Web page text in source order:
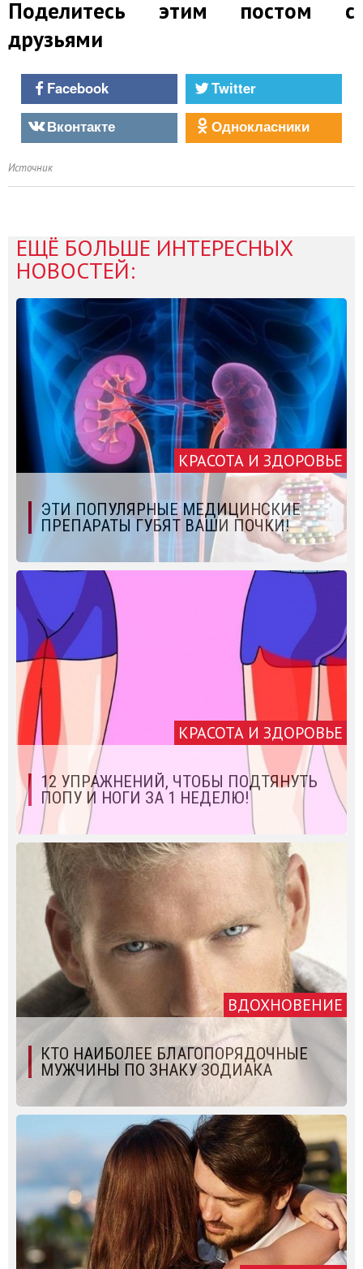
Поделитесь этим постом с
друзьями
Facebook
Twitter
Вконтакте
Однокласники
Источник
ЕЩЁ БОЛЬШЕ ИНТЕРЕСНЫХ
НОВОСТЕЙ:
КРАСОТА И ЗДОРОВЬЕ
ЭТИ ПОПУЛЯРНЫЕ МЕДИЦИНСКИЕ
ПРЕПАРАТЫ ГУБЯТ ВАШИ ПОЧКИ!
КРАСОТА И ЗДОРОВЬЕ
12 УПРАЖНЕНИЙ, ЧТОБЫ ПОДТЯНУТЬ
ПОПУ И НОГИ ЗА 1 НЕДЕЛЮ!
ВДОХНОВЕНИЕ
КТО НАИБОЛЕЕ БЛАГОПОРЯДОЧНЫЕ
МУЖЧИНЫ ПО ЗНАКУ ЗОДИАКА